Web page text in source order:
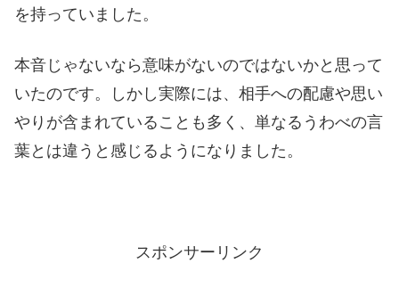
を持っていました。
本音じゃないなら意味がないのではないかと思って
いたのです。しかし実際には、相手への配慮や思い
やりが含まれていることも多く、単なるうわべの言
葉とは違うと感じるようになりました。
スポンサーリンク